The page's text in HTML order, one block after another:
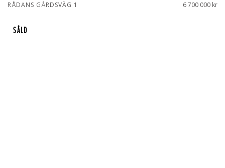
RÅDANS GÅRDSVÄG 1
6 700 000 kr
SÅLD